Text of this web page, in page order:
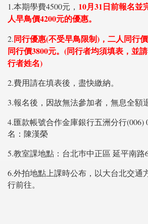
1.本期學費4500元， 10月31日前報名並
人早鳥價4200元的優惠。
2.同行優惠(不受早鳥限制)，二人同行
同行價3800元。(同行者均須填表，並
行者姓名)
2.費用請在填表後，盡快繳納。
3.報名後，因故無法參加者，無息全額
4.匯款帳號合作金庫銀行五洲分行(006)
名：陳漢榮
5.教室課地點：台北巿中正區 延平南路
6.外拍地點上課時公布，以大台北交通
行前往。